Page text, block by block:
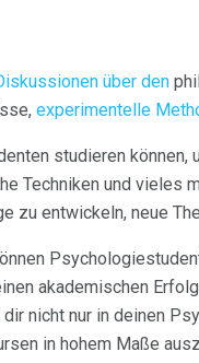
über den
experimentelle
studieren
Techniken und vieles
zu entwickeln, neue
akademischen
nicht nur in deinen
in hohem Maße